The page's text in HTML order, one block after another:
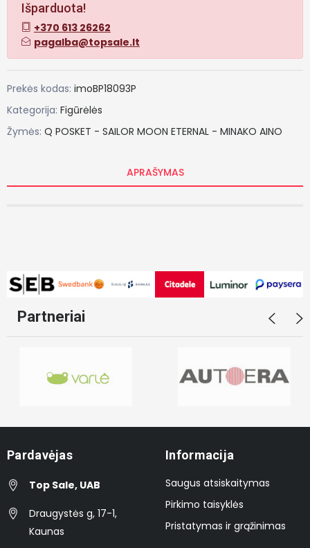
Išparduota!
+370 613 26262
pagalba@topsale.lt
Prekės kodas: imoBP18093P
Kategorija: Figūrėlės
Žymės: Q POSKET - SAILOR MOON ETERNAL - MINAKO AINO
APRAŠYMAS
Partneriai
Pardavėjas
Top Sale, UAB
Draugystės g, 17-1,
Kaunas
Informacija
Saugus atsiskaitymas
Pirkimo taisyklės
Pristatymas ir grąžinimas